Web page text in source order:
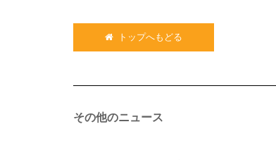
トップへもどる
その他のニュース